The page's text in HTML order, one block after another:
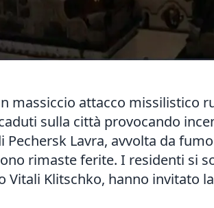
massiccio attacco missilistico
sulla città provocando
Lavra, avvolta da
rimaste ferite. I residenti si
Klitschko, hanno invitato